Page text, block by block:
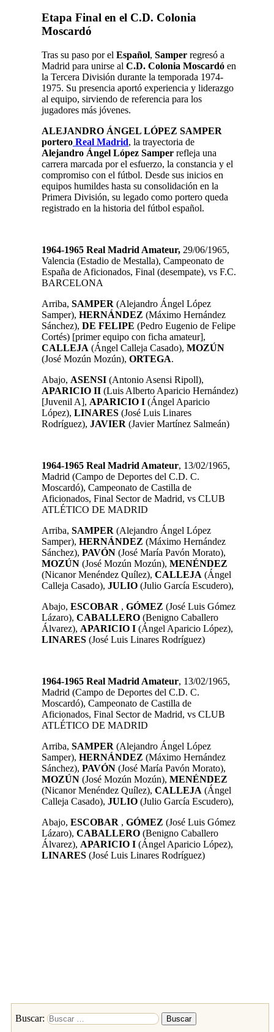
Etapa Final en el C.D. Colonia
Moscardó
Tras su paso por el Español, Samper regresó a
Madrid para unirse al C.D. Colonia Moscardó en
la Tercera División durante la temporada 1974-
1975. Su presencia aportó experiencia y liderazgo
al equipo, sirviendo de referencia para los
jugadores más jóvenes.
ALEJANDRO ÁNGEL LÓPEZ SAMPER
portero Real Madrid, la trayectoria de
Alejandro Ángel López Samper refleja una
carrera marcada por el esfuerzo, la constancia y el
compromiso con el fútbol. Desde sus inicios en
equipos humildes hasta su consolidación en la
Primera División, su legado como portero queda
registrado en la historia del fútbol español.
1964-1965 Real Madrid Amateur, 29/06/1965,
Valencia (Estadio de Mestalla), Campeonato de
España de Aficionados, Final (desempate), vs F.C.
BARCELONA
Arriba, SAMPER (Alejandro Ángel López
Samper), HERNÁNDEZ (Máximo Hernández
Sánchez), DE FELIPE (Pedro Eugenio de Felipe
Cortés) [primer equipo con ficha amateur],
CALLEJA (Ángel Calleja Casado), MOZÚN
(José Mozún Mozún), ORTEGA.
Abajo, ASENSI (Antonio Asensi Ripoll),
APARICIO II (Luis Alberto Aparicio Hernández)
[Juvenil A], APARICIO I (Ángel Aparicio
López), LINARES (José Luis Linares
Rodríguez), JAVIER (Javier Martínez Salmeán)
1964-1965 Real Madrid Amateur, 13/02/1965,
Madrid (Campo de Deportes del C.D. C.
Moscardó), Campeonato de Castilla de
Aficionados, Final Sector de Madrid, vs CLUB
ATLÉTICO DE MADRID
Arriba, SAMPER (Alejandro Ángel López
Samper), HERNÁNDEZ (Máximo Hernández
Sánchez), PAVÓN (José María Pavón Morato),
MOZÚN (José Mozún Mozún), MENÉNDEZ
(Nicanor Menéndez Quílez), CALLEJA (Ángel
Calleja Casado), JULIO (Julio García Escudero),
Abajo, ESCOBAR , GÓMEZ (José Luis Gómez
Lázaro), CABALLERO (Benigno Caballero
Álvarez), APARICIO I (Ángel Aparicio López),
LINARES (José Luis Linares Rodríguez)
1964-1965 Real Madrid Amateur, 13/02/1965,
Madrid (Campo de Deportes del C.D. C.
Moscardó), Campeonato de Castilla de
Aficionados, Final Sector de Madrid, vs CLUB
ATLÉTICO DE MADRID
Arriba, SAMPER (Alejandro Ángel López
Samper), HERNÁNDEZ (Máximo Hernández
Sánchez), PAVÓN (José María Pavón Morato),
MOZÚN (José Mozún Mozún), MENÉNDEZ
(Nicanor Menéndez Quílez), CALLEJA (Ángel
Calleja Casado), JULIO (Julio García Escudero),
Abajo, ESCOBAR , GÓMEZ (José Luis Gómez
Lázaro), CABALLERO (Benigno Caballero
Álvarez), APARICIO I (Ángel Aparicio López),
LINARES (José Luis Linares Rodríguez)
Buscar: